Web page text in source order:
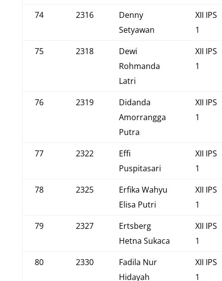
74 2316
Denny
Setyawan
XII IPS
1
75
2318
Dewi
Rohmanda
Latri
XII IPS
1
76 2319
Didanda
Amorrangga
Putra
XII IPS
1
77 2322
Effi
Puspitasari
XII IPS
1
78
2325
Erfika Wahyu
Elisa Putri
XII IPS
1
79
2327
Ertsberg
Hetna Sukaca
XII IPS
1
80
2330
Fadila Nur
Hidayah
XII IPS
1